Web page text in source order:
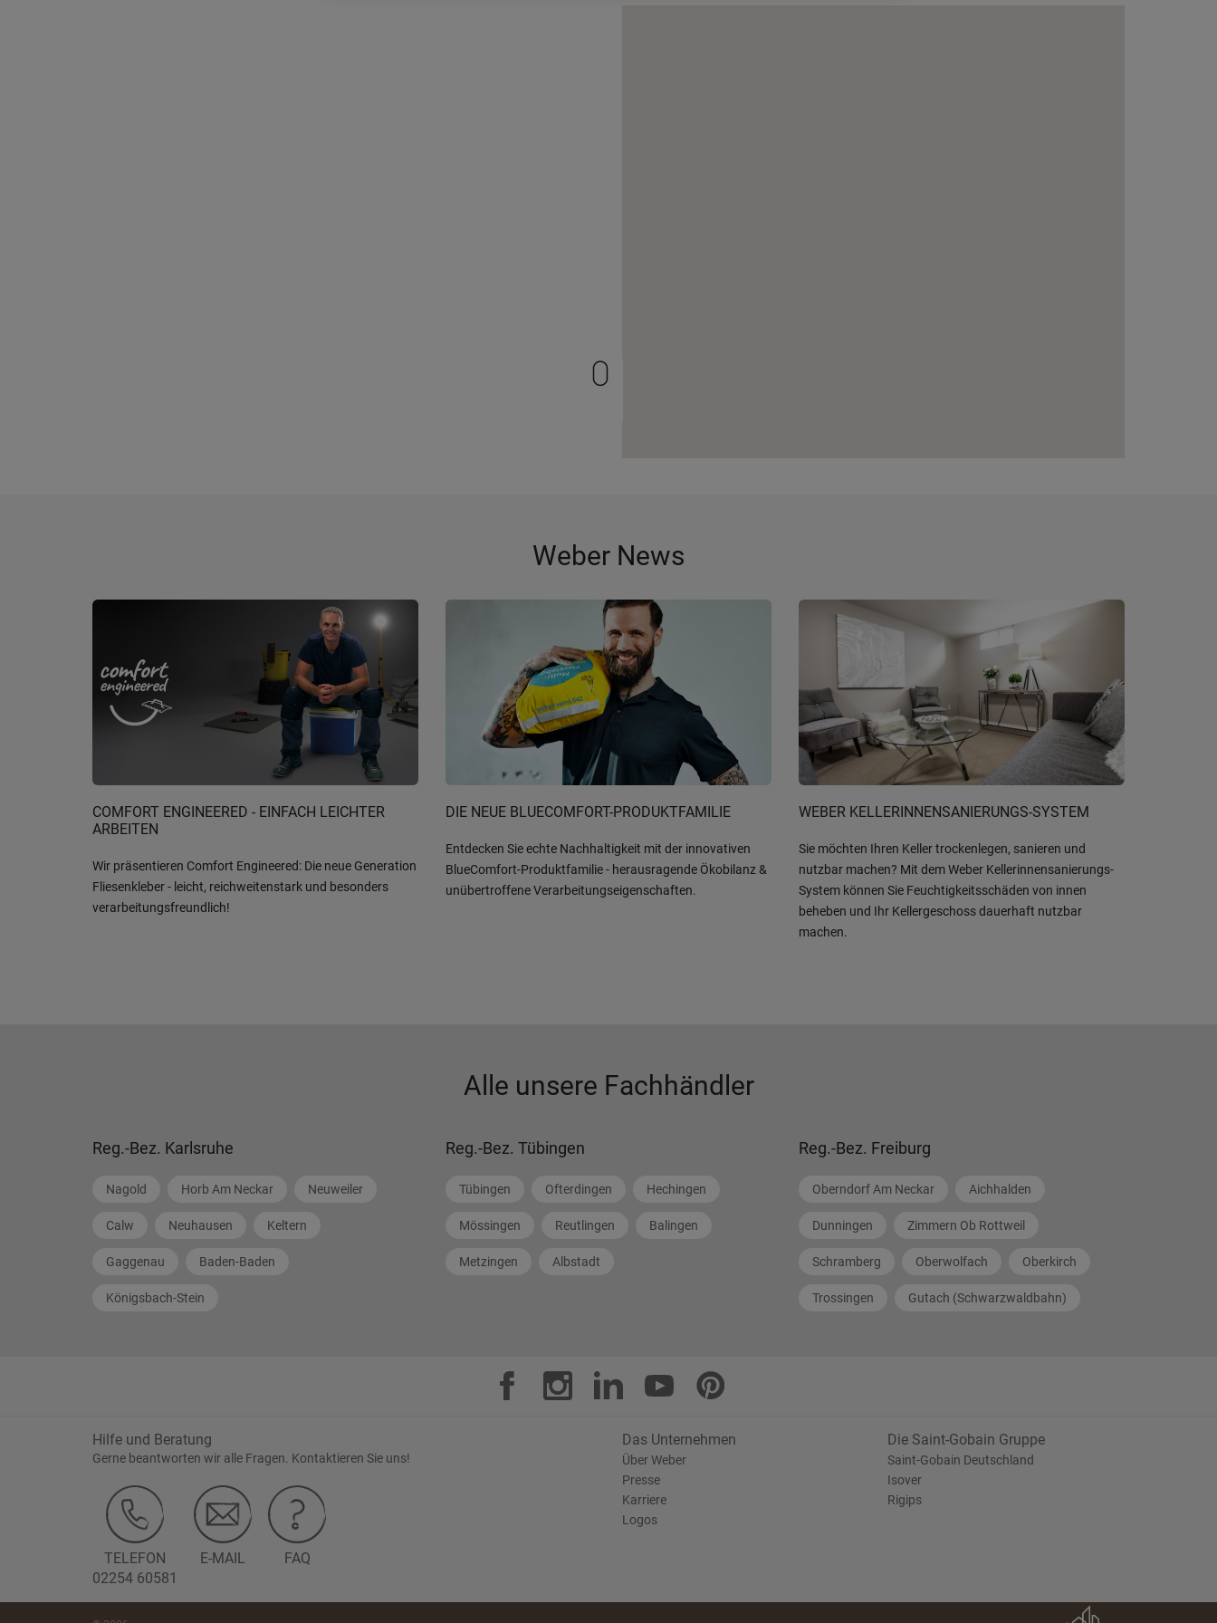
Weber News
COMFORT ENGINEERED - EINFACH LEICHTER
ARBEITEN
Wir präsentieren Comfort Engineered: Die neue Generation
Fliesenkleber - leicht, reichweitenstark und besonders
verarbeitungsfreundlich!
DIE NEUE BLUECOMFORT-PRODUKTFAMILIE
Entdecken Sie echte Nachhaltigkeit mit der innovativen
BlueComfort-Produktfamilie - herausragende Ökobilanz &
unübertroffene Verarbeitungseigenschaften.
WEBER KELLERINNENSANIERUNGS-SYSTEM
Sie möchten Ihren Keller trockenlegen, sanieren und
nutzbar machen? Mit dem Weber Kellerinnensanierungs-
System können Sie Feuchtigkeitsschäden von innen
beheben und Ihr Kellergeschoss dauerhaft nutzbar
machen.
Alle unsere Fachhändler
Reg.-Bez. Karlsruhe
Nagold Horb Am Neckar Neuweiler
Calw Neuhausen Keltern
Gaggenau Baden-Baden
Königsbach-Stein
Reg.-Bez. Tübingen
Tübingen Ofterdingen Hechingen
Mössingen Reutlingen Balingen
Metzingen Albstadt
Reg.-Bez. Freiburg
Oberndorf Am Neckar Aichhalden
Dunningen Zimmern Ob Rottweil
Schramberg Oberwolfach Oberkirch
Trossingen Gutach (Schwarzwaldbahn)
Hilfe und Beratung
Gerne beantworten wir alle Fragen. Kontaktieren Sie uns!
TELEFON
02254 60581
E-MAIL FAQ
Das Unternehmen
Über Weber
Presse
Karriere
Logos
Die Saint-Gobain Gruppe
Saint-Gobain Deutschland
Isover
Rigips